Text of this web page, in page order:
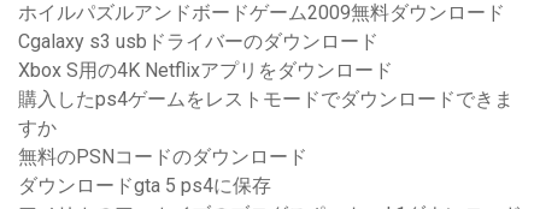
ホイルパズルアンドボードゲーム2009無料ダウンロード
Cgalaxy s3 usbドライバーのダウンロード
Xbox S用の4K Netflixアプリをダウンロード
購入したps4ゲームをレストモードでダウンロードできま
すか
無料のPSNコードのダウンロード
ダウンロードgta 5 ps4に保存